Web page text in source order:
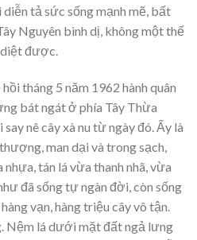
tả sức sống mạnh mẽ, bất
Nguyên bình dị, không một thế
diệt được.
tháng 5 năm 1962 hành quân
bát ngát ở phía Tây Thừa
nê cây xà nu từ ngày đó. Ấy là
man dại và trong sạch,
tán lá vừa thanh nhã, vừa
đã sống tự ngàn đời, còn sống
vạn, hàng triệu cây vô tận.
Nệm lá dưới mặt đất ngả lưng